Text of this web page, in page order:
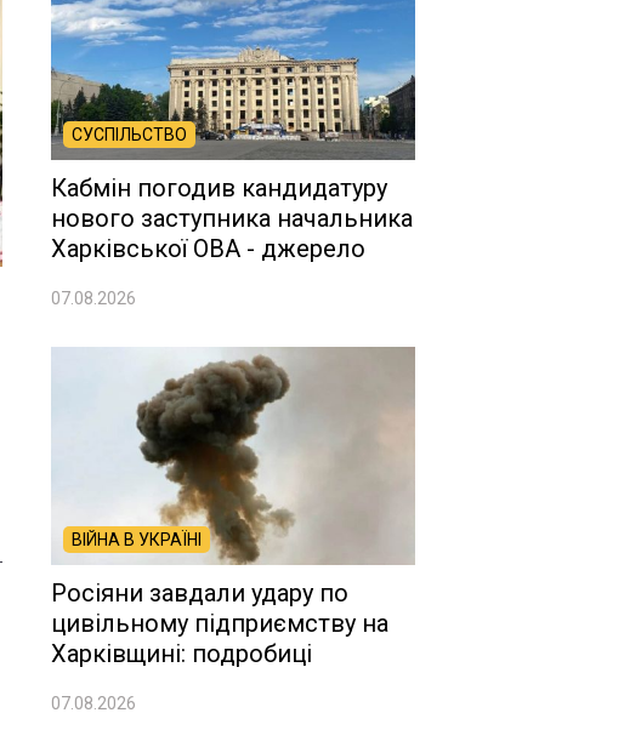
СУСПІЛЬСТВО
Кабмін погодив кандидатуру
нового заступника начальника
Харківської ОВА - джерело
07.08.2026
ВІЙНА В УКРАЇНІ
Росіяни завдали удару по
цивільному підприємству на
Харківщині: подробиці
07.08.2026